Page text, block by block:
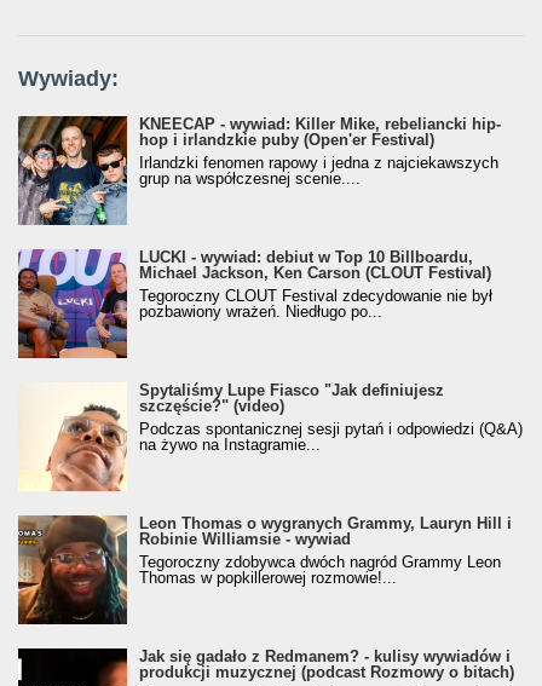
Wywiady:
KNEECAP - wywiad: Killer Mike, rebeliancki hip-
hop i irlandzkie puby (Open'er Festival)
Irlandzki fenomen rapowy i jedna z najciekawszych
grup na współczesnej scenie....
LUCKI - wywiad: debiut w Top 10 Billboardu,
Michael Jackson, Ken Carson (CLOUT Festival)
Tegoroczny CLOUT Festival zdecydowanie nie był
pozbawiony wrażeń. Niedługo po...
Spytaliśmy Lupe Fiasco "Jak definiujesz
szczęście?" (video)
Podczas spontanicznej sesji pytań i odpowiedzi (Q&A)
na żywo na Instagramie...
Leon Thomas o wygranych Grammy, Lauryn Hill i
Robinie Williamsie - wywiad
Tegoroczny zdobywca dwóch nagród Grammy Leon
Thomas w popkillerowej rozmowie!...
Jak się gadało z Redmanem? - kulisy wywiadów i
produkcji muzycznej (podcast Rozmowy o bitach)